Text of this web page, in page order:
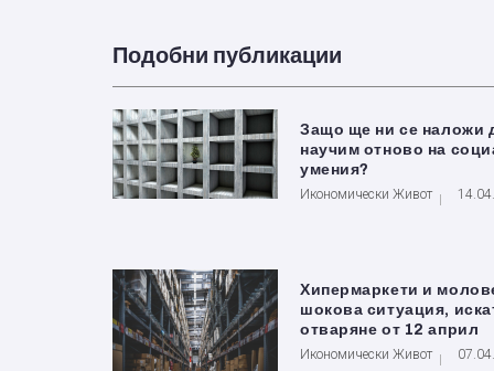
Подобни публикации
Защо ще ни се наложи
научим отново на
умения?
Икономически Живот
Хипермаркети и
шокова ситуация,
отваряне от 12 април
Икономически Живот